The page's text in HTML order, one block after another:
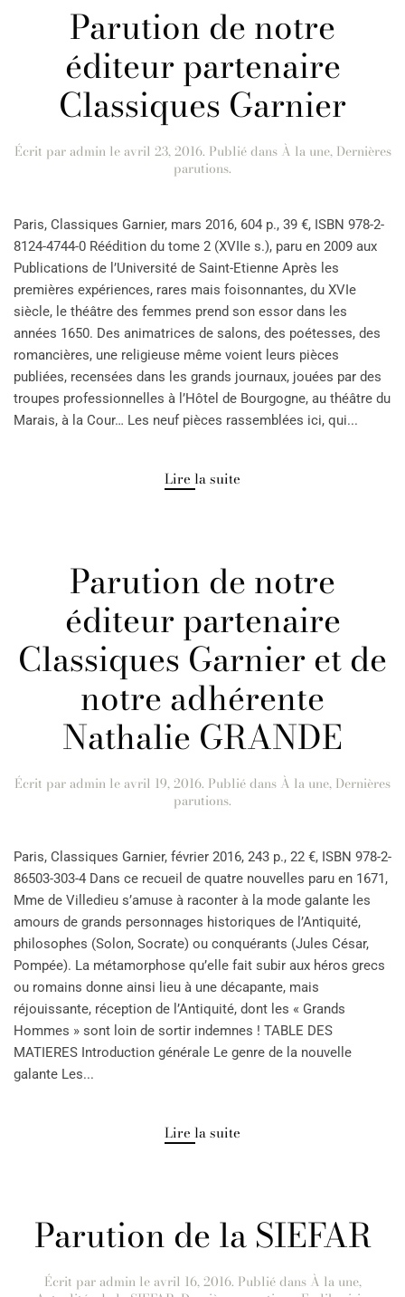
Parution de notre
éditeur partenaire
Classiques Garnier
Écrit paradmin leavril 23, 2016. Publié dans À la une, Dernières
parutions.
Paris, Classiques Garnier, mars 2016, 604 p., 39 €, ISBN 978-2-
8124-4744-0 Réédition du tome 2 (XVIIe s.), paru en 2009 aux
Publications de l’Université de Saint-Etienne Après les
premières expériences, rares mais foisonnantes, du XVIe
siècle, le théâtre des femmes prend son essor dans les
années 1650. Des animatrices de salons, des poétesses, des
romancières, une religieuse même voient leurs pièces
publiées, recensées dans les grands journaux, jouées par des
troupes professionnelles à l’Hôtel de Bourgogne, au théâtre du
Marais, à la Cour… Les neuf pièces rassemblées ici, qui...
Lire la suite
Parution de notre
éditeur partenaire
Classiques Garnier et de
notre adhérente
Nathalie GRANDE
Écrit paradmin leavril 19, 2016. Publié dans À la une, Dernières
parutions.
Paris, Classiques Garnier, février 2016, 243 p., 22 €, ISBN 978-2-
86503-303-4 Dans ce recueil de quatre nouvelles paru en 1671,
Mme de Villedieu s’amuse à raconter à la mode galante les
amours de grands personnages historiques de l’Antiquité,
philosophes (Solon, Socrate) ou conquérants (Jules César,
Pompée). La métamorphose qu’elle fait subir aux héros grecs
ou romains donne ainsi lieu à une décapante, mais
réjouissante, réception de l’Antiquité, dont les « Grands
Hommes » sont loin de sortir indemnes ! TABLE DES
MATIERES Introduction générale Le genre de la nouvelle
galante Les...
Lire la suite
Parution de la SIEFAR
Écrit paradmin leavril 16, 2016. Publié dans À la une,